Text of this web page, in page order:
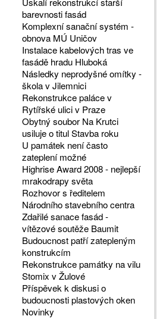
barevnosti fasád
Komplexní sanační systém -
obnova MÚ Uničov
Instalace kabelových tras ve
fasádě hradu Hluboká
Následky neprodyšné omítky -
škola v Jilemnici
Rekonstrukce paláce v
Rytířské ulici v Praze
Obytný soubor Na Krutci
usiluje o titul Stavba roku
U památek není často
zateplení možné
Highrise Award 2008 - nejlepší
mrakodrapy světa
Rozhovor s ředitelem
Národního stavebního centra
Zdařilé sanace fasád -
vítězové soutěže Baumit
Budoucnost patří zatepleným
konstrukcím
Rekonstrukce památky na vilu
Stomix v Žulové
Příspěvek k diskusi o
budoucnosti plastových oken
Novinky